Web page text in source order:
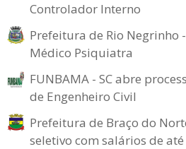
Controlador Interno
Prefeitura de Rio Negrinho
Médico Psiquiatra
FUNBAMA - SC abre
de Engenheiro Civil
Prefeitura de Braço do
seletivo com salários de até